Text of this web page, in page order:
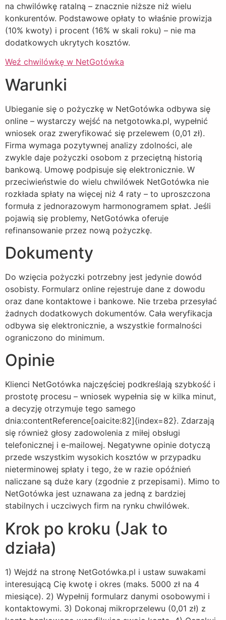
na chwilówkę ratalną – znacznie niższe niż wielu
konkurentów. Podstawowe opłaty to właśnie prowizja
(10% kwoty) i procent (16% w skali roku) – nie ma
dodatkowych ukrytych kosztów.
Weź chwilówkę w NetGotówka
Warunki
Ubieganie się o pożyczkę w NetGotówka odbywa się
online – wystarczy wejść na netgotowka.pl, wypełnić
wniosek oraz zweryfikować się przelewem (0,01 zł).
Firma wymaga pozytywnej analizy zdolności, ale
zwykle daje pożyczki osobom z przeciętną historią
bankową. Umowę podpisuje się elektronicznie. W
przeciwieństwie do wielu chwilówek NetGotówka nie
rozkłada spłaty na więcej niż 4 raty – to uproszczona
formuła z jednorazowym harmonogramem spłat. Jeśli
pojawią się problemy, NetGotówka oferuje
refinansowanie przez nową pożyczkę.
Dokumenty
Do wzięcia pożyczki potrzebny jest jedynie dowód
osobisty. Formularz online rejestruje dane z dowodu
oraz dane kontaktowe i bankowe. Nie trzeba przesyłać
żadnych dodatkowych dokumentów. Cała weryfikacja
odbywa się elektronicznie, a wszystkie formalności
ograniczono do minimum.
Opinie
Klienci NetGotówka najczęściej podkreślają szybkość i
prostotę procesu – wniosek wypełnia się w kilka minut,
a decyzję otrzymuje tego samego
dnia:contentReference[oaicite:82]{index=82}. Zdarzają
się również głosy zadowolenia z miłej obsługi
telefonicznej i e-mailowej. Negatywne opinie dotyczą
przede wszystkim wysokich kosztów w przypadku
nieterminowej spłaty i tego, że w razie opóźnień
naliczane są duże kary (zgodnie z przepisami). Mimo to
NetGotówka jest uznawana za jedną z bardziej
stabilnych i uczciwych firm na rynku chwilówek.
Krok po kroku (Jak to
działa)
1) Wejdź na stronę NetGotówka.pl i ustaw suwakami
interesującą Cię kwotę i okres (maks. 5000 zł na 4
miesiące). 2) Wypełnij formularz danymi osobowymi i
kontaktowymi. 3) Dokonaj mikroprzelewu (0,01 zł) z